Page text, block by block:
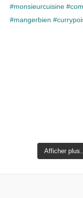
Afficher plus...